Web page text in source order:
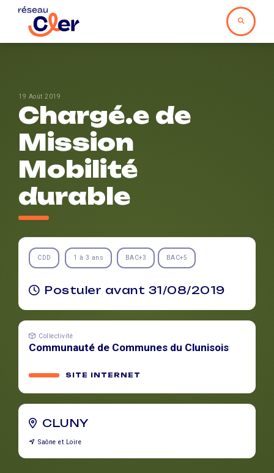
19 Août 2019
Chargé.e de
Mission
Mobilité
durable
CDD 1 à 3 ans BAC+3 BAC+5
Postuler avant 31/08/2019
Collectivité
Communauté de Communes du Clunisois
SITE INTERNET
CLUNY
Saône et Loire